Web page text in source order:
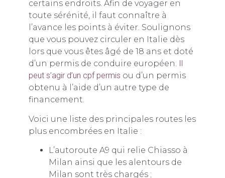
certains endroits. Afin de voyager en
toute sérénité, il faut connaître à
l’avance les points à éviter. Soulignons
que vous pouvez circuler en Italie dès
lors que vous êtes âgé de 18 ans et doté
d’un permis de conduire européen.
peut s’agir d’un cpf permis ou d’un permis
obtenu à l’aide d’un autre type de
financement.
Voici une liste des principales routes les
plus encombrées en Italie :
L’autoroute A9 qui relie Chiasso à
Milan ainsi que les alentours de
Milan sont très chargés ;